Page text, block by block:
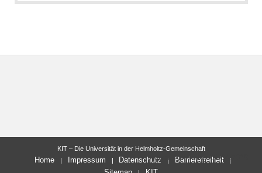
letzte Änderung: 01.04.2026
KIT – Die Universität in der Helmholtz-Gemeinschaft
Home Impressum Datenschutz
Barrierefreiheit